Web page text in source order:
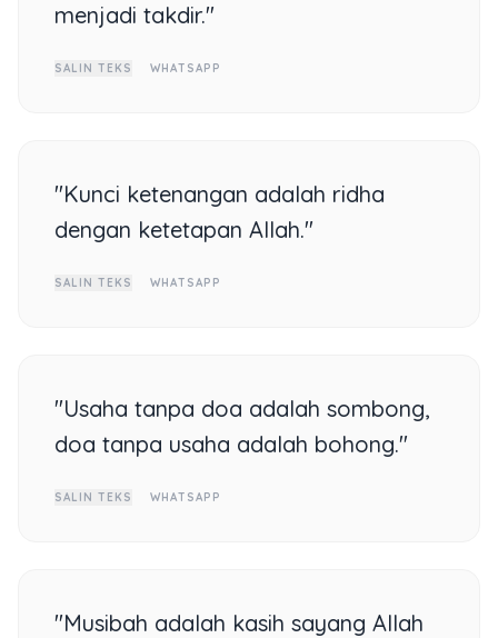
menjadi takdir."
SALIN TEKS WHATSAPP
"Kunci ketenangan adalah ridha
dengan ketetapan Allah."
SALIN TEKS WHATSAPP
"Usaha tanpa doa adalah sombong,
doa tanpa usaha adalah bohong."
SALIN TEKS WHATSAPP
"Musibah adalah kasih sayang Allah